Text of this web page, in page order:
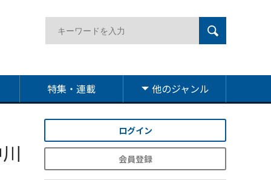
特集・連載 他のジャンル
ログイン
会員登録